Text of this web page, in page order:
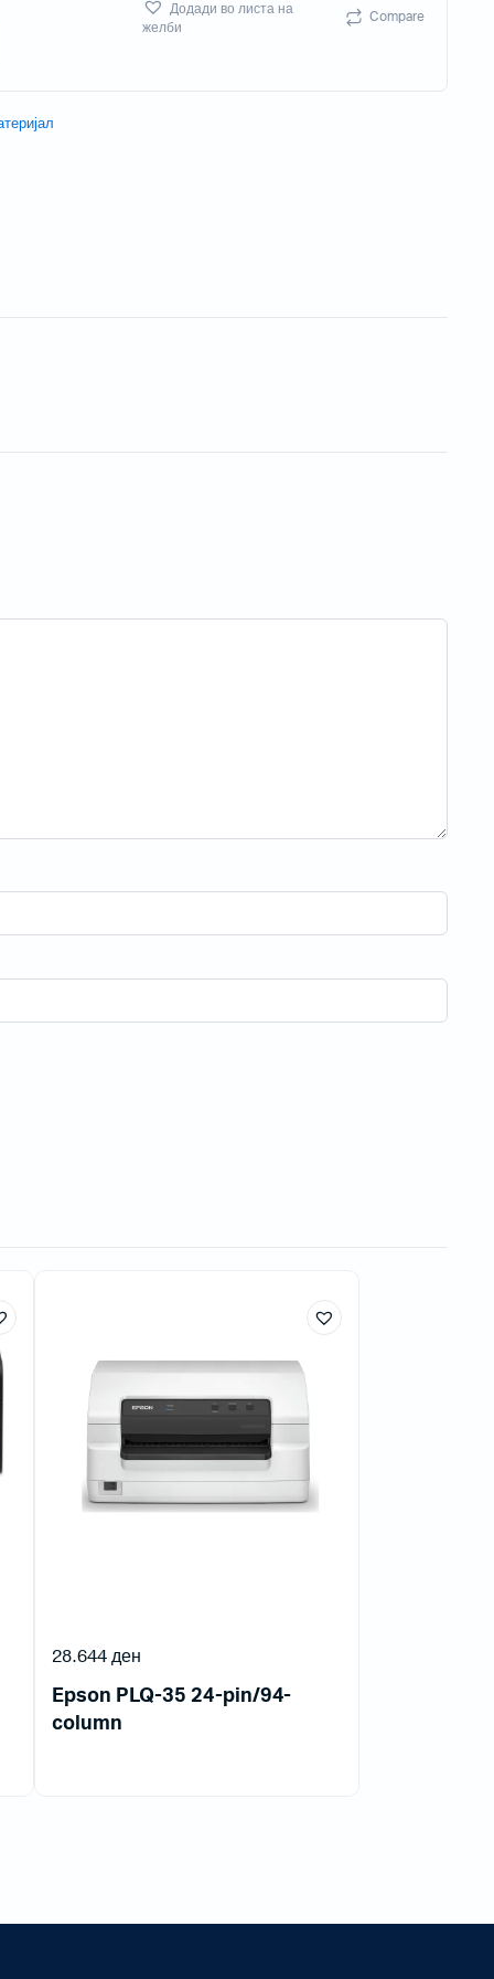
Потрошен материјал
Додади во листа на
желби
Compare
Epson PLQ-35 24-pin/94-
column
28.644ден